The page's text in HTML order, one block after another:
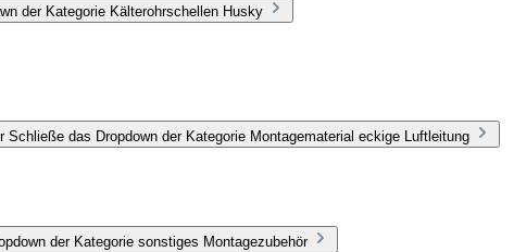
der Kategorie Kälterohrschellen Husky
Schließe das Dropdown der Kategorie Montagematerial eckige Luftleitung
der Kategorie sonstiges Montagezubehör